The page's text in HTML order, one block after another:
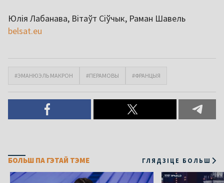
Юлія Лабанава, Вітаўт Сіўчык, Раман Шавель
belsat.eu
#ЭМАНЮЭЛЬ МАКРОН #ПЕРАМОВЫ #ФРАНЦЫЯ
БОЛЬШ ПА ГЭТАЙ ТЭМЕ ГЛЯДЗІЦЕ БОЛЬШ